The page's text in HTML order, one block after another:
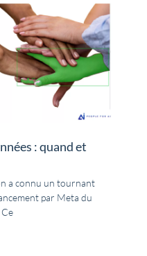
: quand et
a connu un tournant
par Meta du